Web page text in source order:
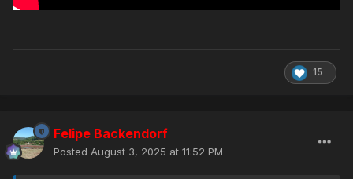
15
Felipe Backendorf
Posted August 3, 2025 at 11:52 PM